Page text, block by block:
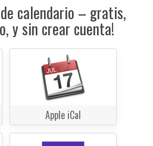
calendario – gratis,
y sin crear cuenta!
Apple iCal